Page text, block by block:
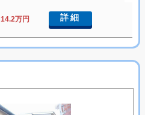
14.2万円 詳細